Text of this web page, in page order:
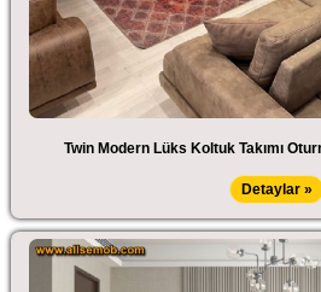
Twin Modern Lüks Koltuk Takımı
Detaylar »